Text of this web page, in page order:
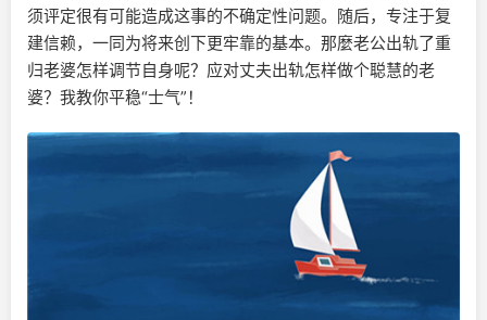
须评定很有可能造成这事的不确定性问题。随后，专注于复
建信赖，一同为将来创下更牢靠的基本。那麼老公出轨了重
归老婆怎样调节自身呢？应对丈夫出轨怎样做个聪慧的老
婆？我教你平稳“士气”！